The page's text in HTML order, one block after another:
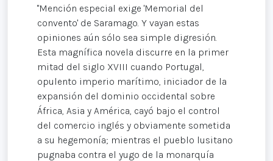
"Mención especial exige 'Memorial del
convento' de Saramago. Y vayan estas
opiniones aún sólo sea simple digresión.
Esta magnífica novela discurre en la primer
mitad del siglo XVIII cuando Portugal,
opulento imperio marítimo, iniciador de la
expansión del dominio occidental sobre
África, Asia y América, cayó bajo el control
del comercio inglés y obviamente sometida
a su hegemonía; mientras el pueblo lusitano
pugnaba contra el yugo de la monarquía